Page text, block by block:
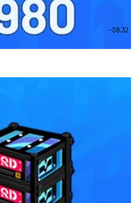
-$8.32